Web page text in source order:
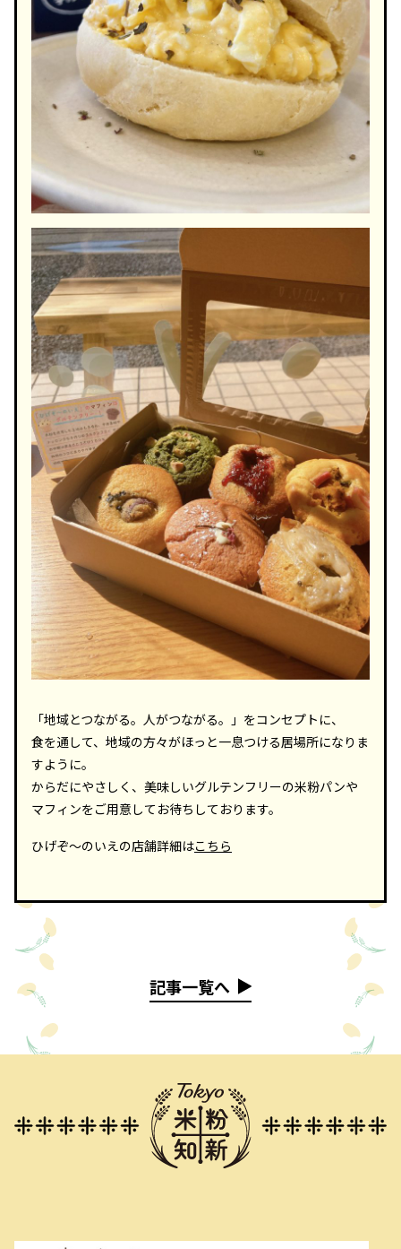
「地域とつながる。人がつながる。」をコンセプトに、
食を通して、地域の方々がほっと一息つける居場所になりま
すように。
からだにやさしく、美味しいグルテンフリーの米粉パンや
マフィンをご用意してお待ちしております。
ひげぞ～のいえの店舗詳細はこちら
記事一覧へ